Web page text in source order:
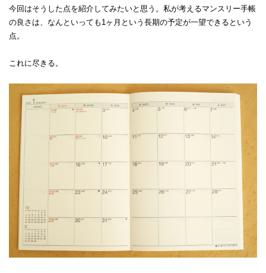
今回はそうした点を紹介してみたいと思う。私が考えるマンスリー手帳
の良さは、なんといっても1ヶ月という長期の予定が一望できるという
点。
これに尽きる。